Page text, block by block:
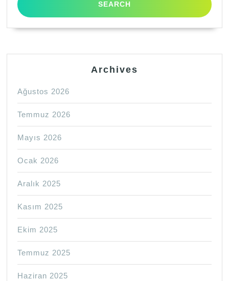
Archives
Ağustos 2026
Temmuz 2026
Mayıs 2026
Ocak 2026
Aralık 2025
Kasım 2025
Ekim 2025
Temmuz 2025
Haziran 2025